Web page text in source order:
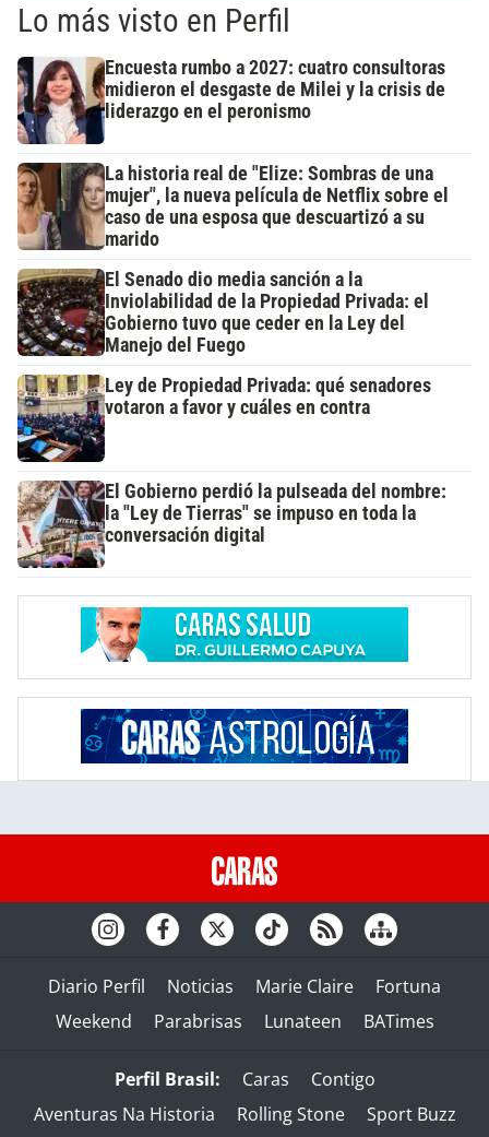
Lo más visto en Perfil
Encuesta rumbo a 2027: cuatro consultoras
midieron el desgaste de Milei y la crisis de
liderazgo en el peronismo
La historia real de "Elize: Sombras de una
mujer", la nueva película de Netflix sobre el
caso de una esposa que descuartizó a su
marido
El Senado dio media sanción a la
Inviolabilidad de la Propiedad Privada: el
Gobierno tuvo que ceder en la Ley del
Manejo del Fuego
Ley de Propiedad Privada: qué senadores
votaron a favor y cuáles en contra
El Gobierno perdió la pulseada del nombre:
la "Ley de Tierras" se impuso en toda la
conversación digital
Diario Perfil Noticias Marie Claire
Fortuna
Weekend
Parabrisas Lunateen BATimes
Perfil Brasil: Caras
Contigo
Aventuras Na Historia
Rolling Stone
Sport Buzz